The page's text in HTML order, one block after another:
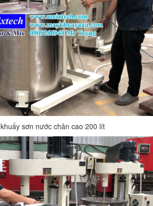
sơn nước chân cao 200 lít